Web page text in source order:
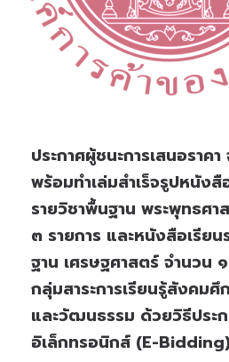
ประกาศผู้ชนะการเสนอราค
พร้อมทำเล่มสำเร็จรูปหนังสื
รายวิชาพื้นฐาน พระพุทธศา
๓ รายการ และหนังสือเรียน
ฐาน เศรษฐศาสตร์ จำนวน
กลุ่มสาระการเรียนรู้สังคมศึ
และวัฒนธรรม ด้วยวิธีประ
อิเล็กทรอนิกส์ (e-